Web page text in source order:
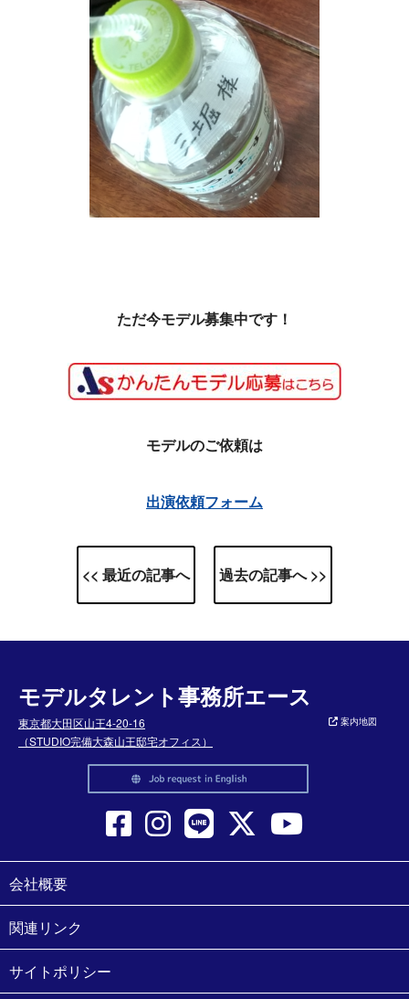
ただ今モデル募集中です！
モデルのご依頼は
出演依頼フォーム
<< 最近の記事へ 過去の記事へ >>
モデルタレント事務所エース
東京都大田区山王4-20-16
（STUDIO完備大森山王邸宅オフィス）
案内地図
会社概要
関連リンク
サイトポリシー